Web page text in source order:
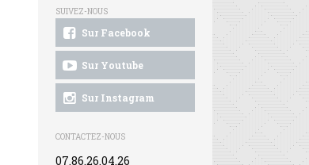
SUIVEZ-NOUS
Sur Facebook
Sur Youtube
Sur Instagram
CONTACTEZ-NOUS
07.86.26.04.26